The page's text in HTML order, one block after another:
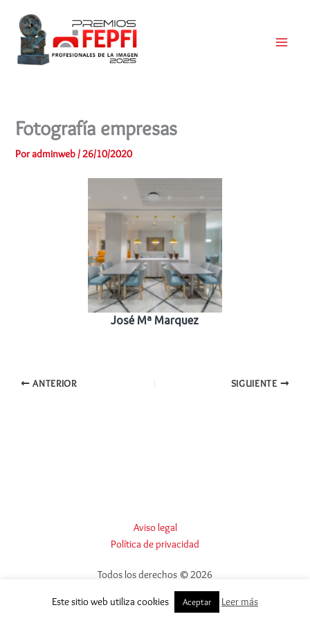
contenido
Fotografía empresas
Poradminweb /26/10/2020
José Mª Marquez
ANTERIOR SIGUIENTE
Aviso legal
Política de privacidad
Todos los derechos © 2026
Este sitio web utiliza cookies Aceptar Leer más